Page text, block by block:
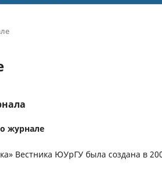
журнале
Вестника ЮУрГУ была создана в